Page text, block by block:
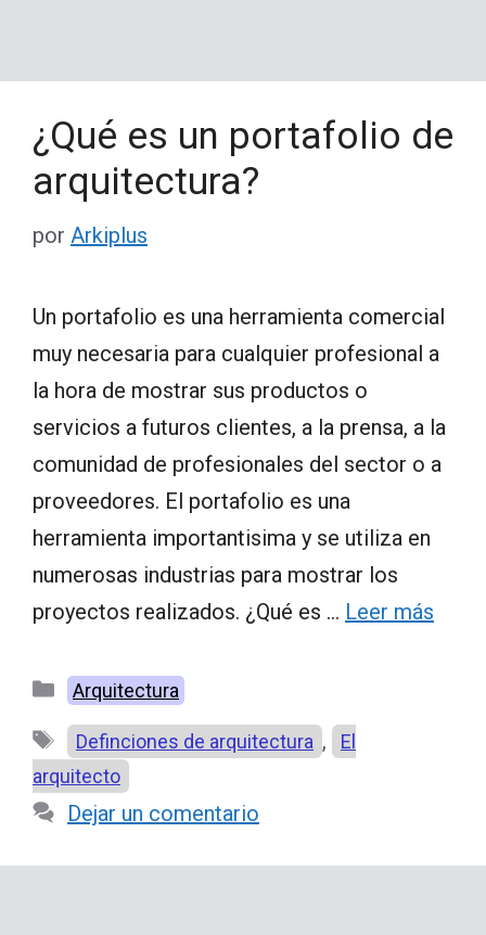
¿Qué es un portafolio de
arquitectura?
por Arkiplus
Un portafolio es una herramienta comercial
muy necesaria para cualquier profesional a
la hora de mostrar sus productos o
servicios a futuros clientes, a la prensa, a la
comunidad de profesionales del sector o a
proveedores. El portafolio es una
herramienta importantisima y se utiliza en
numerosas industrias para mostrar los
proyectos realizados. ¿Qué es … Leer más
Categorías
Arquitectura
Etiquetas
Definciones de arquitectura ,
El
arquitecto
Dejar un comentario